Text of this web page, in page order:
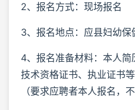
2、报名方式：现场报名
3、报名地点：应县妇幼保
4、报名准备材料：本人
技术资格证书、执业证书
（要求应聘者本人报名，